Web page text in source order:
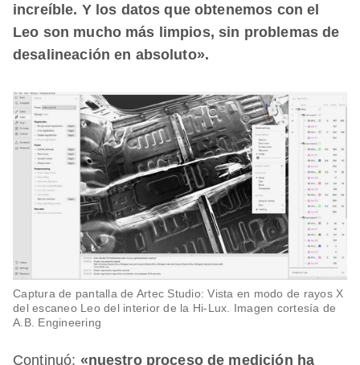
increíble. Y los datos que obtenemos con el
Leo son mucho más limpios, sin problemas de
desalineación en absoluto».
Captura de pantalla de Artec Studio: Vista en modo de rayos X
del escaneo Leo del interior de la Hi-Lux. Imagen cortesía de
A.B. Engineering
Continuó: «nuestro proceso de medición ha